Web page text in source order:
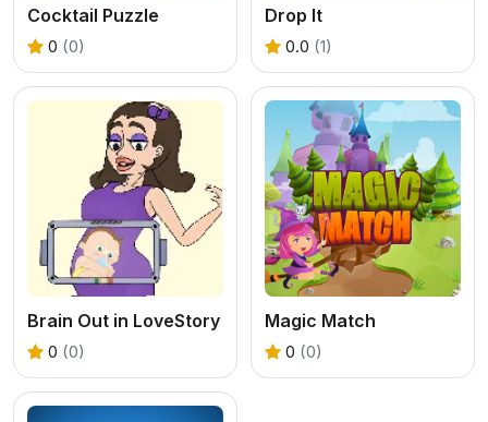
Cocktail Puzzle
0 (0)
Drop It
0.0 (1)
Brain Out in LoveStory
0 (0)
Magic Match
0 (0)